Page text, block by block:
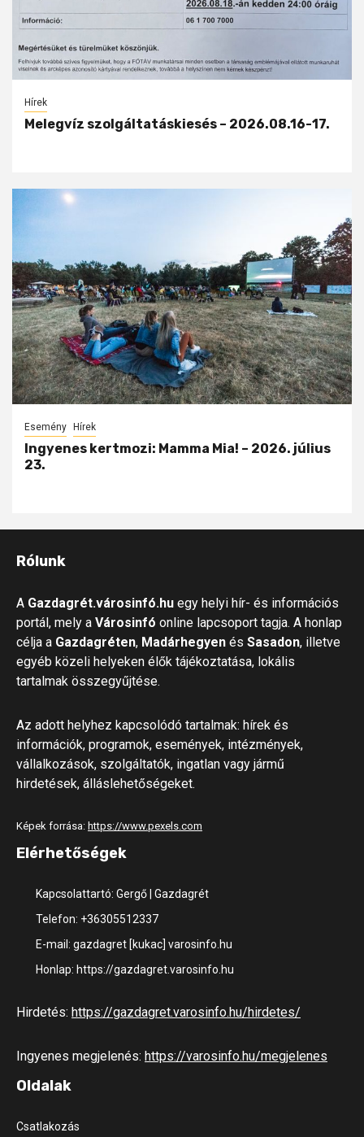
Hírek
Melegvíz szolgáltatáskiesés – 2026.08.16-17.
Esemény Hírek
Ingyenes kertmozi: Mamma Mia! – 2026. július
23.
Rólunk
A Gazdagrét.városinfó.hu egy helyi hír- és információs
portál, mely a Városinfó online lapcsoport tagja. A honlap
célja a Gazdagréten, Madárhegyen és Sasadon, illetve
egyéb közeli helyeken élők tájékoztatása, lokális
tartalmak összegyűjtése.
Az adott helyhez kapcsolódó tartalmak: hírek és
információk, programok, események, intézmények,
vállalkozások, szolgáltatók, ingatlan vagy jármű
hirdetések, álláslehetőségeket.
Képek forrása: https://www.pexels.com
Elérhetőségek
Kapcsolattartó: Gergő | Gazdagrét
Telefon: +36305512337
E-mail: gazdagret [kukac] varosinfo.hu
Honlap: https://gazdagret.varosinfo.hu
Hirdetés: https://gazdagret.varosinfo.hu/hirdetes/
Ingyenes megjelenés: https://varosinfo.hu/megjelenes
Oldalak
Csatlakozás